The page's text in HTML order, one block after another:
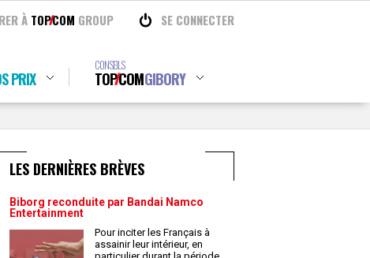
À TOPCOM GROUP SE CONNECTER
PRIX
CONSEILS
TOPCOMGIBORY
LES DERNIÈRES BRÈVES
Biborg reconduite par Bandai Namco
Entertainment
Pour inciter les Français à
assainir leur intérieur, en